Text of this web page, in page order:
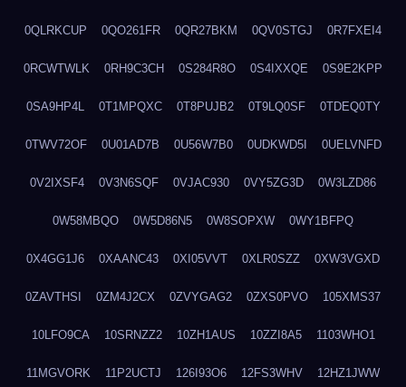
0QLRKCUP 0QO261FR 0QR27BKM 0QV0STGJ 0R7FXEI4
0RCWTWLK 0RH9C3CH 0S284R8O 0S4IXXQE 0S9E2KPP
0SA9HP4L 0T1MPQXC 0T8PUJB2 0T9LQ0SF 0TDEQ0TY
0TWV72OF 0U01AD7B 0U56W7B0 0UDKWD5I 0UELVNFD
0V2IXSF4 0V3N6SQF 0VJAC930 0VY5ZG3D 0W3LZD86
0W58MBQO 0W5D86N5 0W8SOPXW 0WY1BFPQ
0X4GG1J6 0XAANC43 0XI05VVT 0XLR0SZZ 0XW3VGXD
0ZAVTHSI 0ZM4J2CX 0ZVYGAG2 0ZXS0PVO 105XMS37
10LFO9CA 10SRNZZ2 10ZH1AUS 10ZZI8A5 1103WHO1
11MGVORK 11P2UCTJ 126I93O6 12FS3WHV 12HZ1JWW